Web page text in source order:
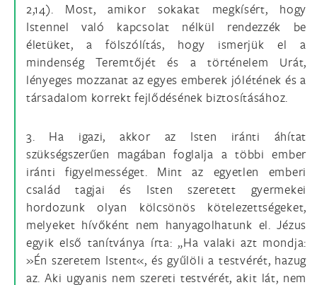
2,14). Most, amikor sokakat megkísért, hogy
Istennel való kapcsolat nélkül rendezzék be
életüket, a fölszólítás, hogy ismerjük el a
mindenség Teremtőjét és a történelem Urát,
lényeges mozzanat az egyes emberek jólétének és a
társadalom korrekt fejlődésének biztosításához.
3. Ha igazi, akkor az Isten iránti áhítat
szükségszerűen magában foglalja a többi ember
iránti figyelmességet. Mint az egyetlen emberi
család tagjai és Isten szeretett gyermekei
hordozunk olyan kölcsönös kötelezettségeket,
melyeket hívőként nem hanyagolhatunk el. Jézus
egyik első tanítványa írta: „Ha valaki azt mondja:
»Én szeretem Istent«, és gyűlöli a testvérét, hazug
az. Aki ugyanis nem szereti testvérét, akit lát, nem